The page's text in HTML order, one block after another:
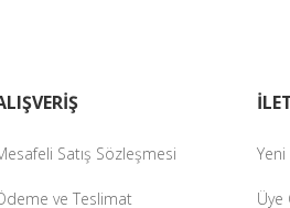
Satış Sözleşmesi
ve Teslimat Üye